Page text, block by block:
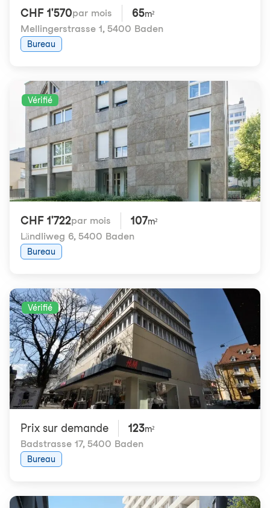
CHF 1'570par mois 65m²
Mellingerstrasse 1, 5400 Baden
Bureau
Vérifié
CHF 1'722par mois 107m²
Ländliweg 6, 5400 Baden
Bureau
Vérifié
Prix ​​sur demande 123m²
Badstrasse 17, 5400 Baden
Bureau